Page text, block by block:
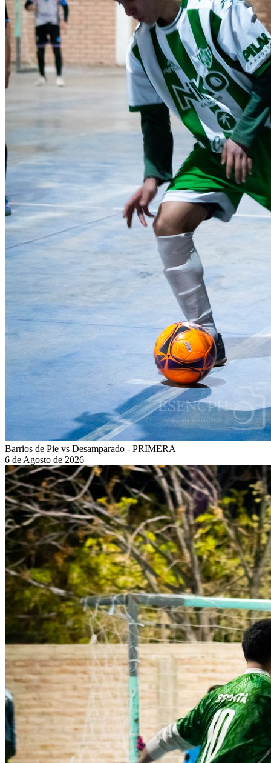
Barrios de Pie vs Desamparado - PRIMERA
6 de Agosto de 2026